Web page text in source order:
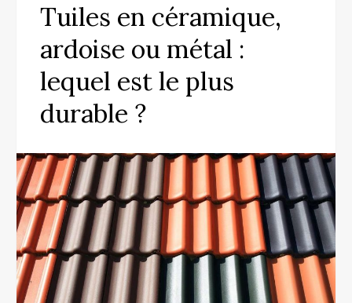
Tuiles en céramique,
ardoise ou métal :
lequel est le plus
durable ?